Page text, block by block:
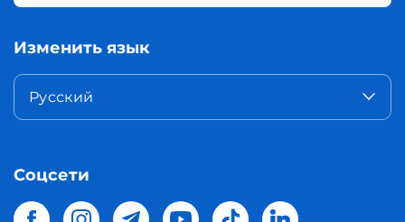
Изменить язык
Русский
Соцсети